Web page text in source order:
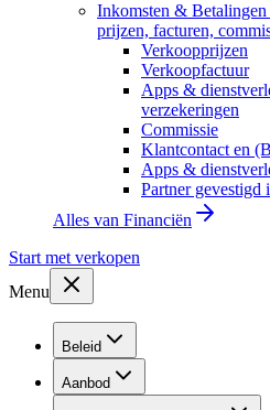
Inkomsten & Betalingen
prijzen, facturen,
Verkoopprijzen
Verkoopfactuur
Apps &
verzekeringen
Commissie
Klantcontact en
Apps &
Partner gevestigd
Alles van Financiën
Start met verkopen
Menu
Beleid
Aanbod